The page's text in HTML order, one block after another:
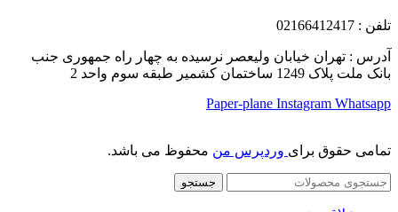
تلفن : 02166412417
آدرس : تهران خیابان ولیعصر نرسیده به چهار راه جمهوری جنب
بانک ملت پلاک 1249 ساختمان کشمیر طبقه سوم واحد 2
Paper-plane Instagram Whatsapp
تمامی حقوق برای وردپرس من محفوظ می باشد.
جستجو